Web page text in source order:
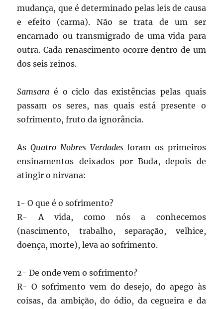
mudança, que é determinado pelas leis de causa
e efeito (carma). Não se trata de um ser
encarnado ou transmigrado de uma vida para
outra. Cada renascimento ocorre dentro de um
dos seis reinos.
Samsara é o ciclo das existências pelas quais
passam os seres, nas quais está presente o
sofrimento, fruto da ignorância.
AsQuatro Nobres Verdadesforam os primeiros
ensinamentos deixados por Buda, depois de
atingir o nirvana:
1- O que é o sofrimento?
R- A vida, como nós a conhecemos
(nascimento, trabalho, separação, velhice,
doença, morte), leva ao sofrimento.
2- De onde vem o sofrimento?
R- O sofrimento vem do desejo, do apego às
coisas, da ambição, do ódio, da cegueira e da